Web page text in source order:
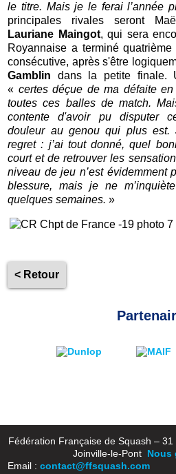
le titre. Mais je le ferai l’année
principales rivales seront
Lauriane Maingot, qui sera
Royannaise a terminé
consécutive, après s'être
Gamblin dans la petite finale.
« certes déçue de ma défaite
toutes ces balles de match.
contente d'avoir pu disputer
douleur au genou qui plus
regret : j’ai tout donné, quel
court et de retrouver les
niveau de jeu n’est évidemment
blessure, mais je ne
quelques semaines. »
< Retour
Fédération Française de Squash –
Joinville-le-Pont Nous
Email : contact@ffsquash.com